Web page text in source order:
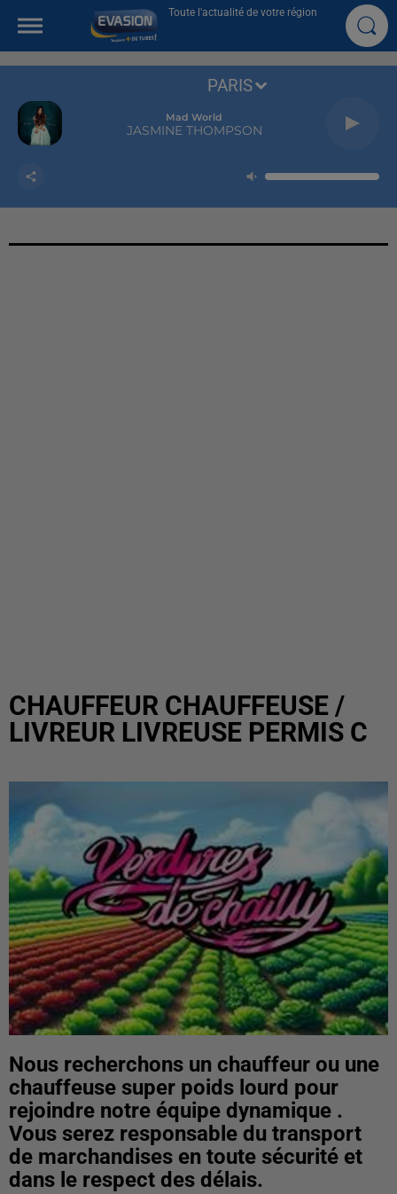
Toute l'actualité de votre région
Mad World
JASMINE THOMPSON
PARIS
CHAUFFEUR CHAUFFEUSE /
LIVREUR LIVREUSE PERMIS C
Nous recherchons un chauffeur ou une
chauffeuse super poids lourd pour
rejoindre notre équipe dynamique .
Vous serez responsable du transport
de marchandises en toute sécurité et
dans le respect des délais.